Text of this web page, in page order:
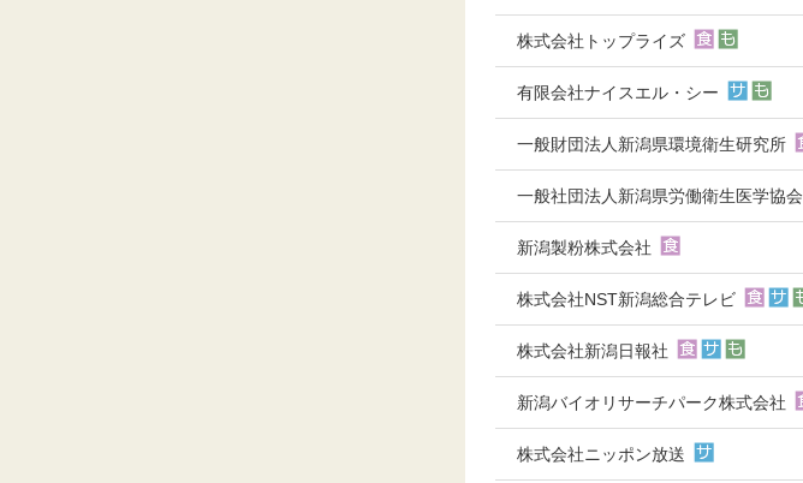
株式会社トップライズ
有限会社ナイスエル・シー
一般財団法人新潟県環境衛生研究所
一般社団法人新潟県労働衛生医学協会
新潟製粉株式会社
株式会社NST新潟総合テレビ
株式会社新潟日報社
新潟バイオリサーチパーク株式会社
株式会社ニッポン放送